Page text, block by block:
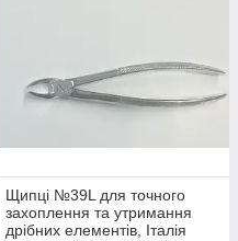
Щипці №39L для точного
захоплення та утримання
дрібних елементів, Італія